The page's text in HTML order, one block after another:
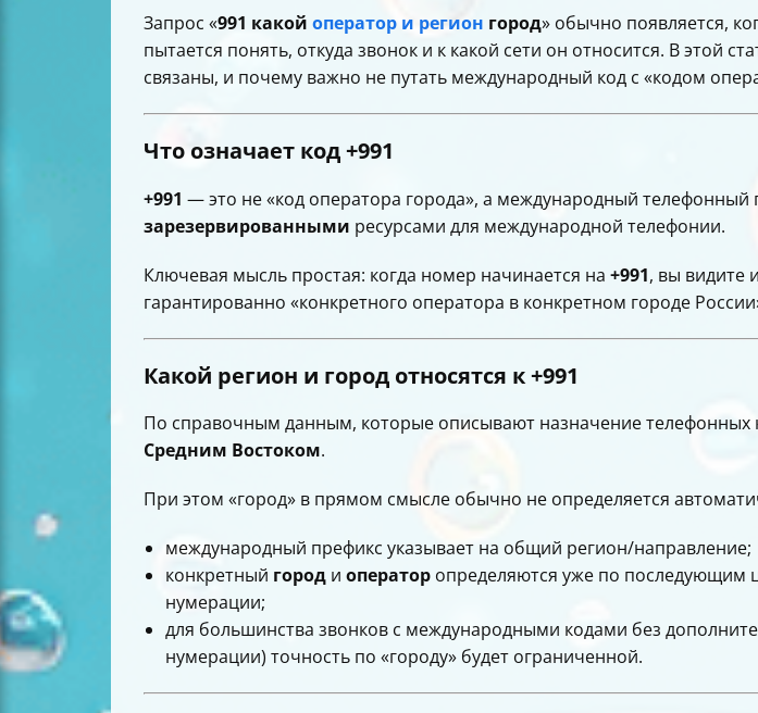
Запрос «991 какой оператор и регион город» обычно появляется,
пытается понять, откуда звонок и к какой сети он относится. В этой
связаны, и почему важно не путать международный код с «кодом
Что означает код+991
+991 — это не «код оператора города», а международный телефонный
зарезервированными ресурсами для международной телефонии.
Ключевая мысль простая: когда номер начинается на +991, вы видите
гарантированно «конкретного оператора в конкретном городе
Какой регион и город относятся к+991
По справочным данным, которые описывают назначение телефонных
Средним Востоком.
При этом «город» в прямом смысле обычно не определяется
международный префикс указывает на общий регион/направление;
конкретный город и оператор определяются уже по последующим
нумерации;
для большинства звонков с международными кодами без
нумерации) точность по «городу» будет ограниченной.